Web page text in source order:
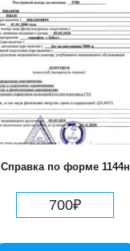
Справка по форме 1144н
700₽